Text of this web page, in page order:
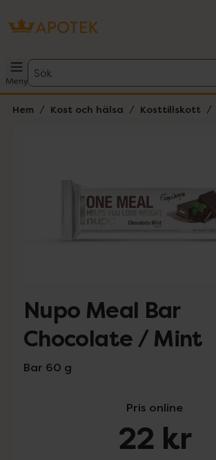
Meny
Sök
Hem Kost och hälsa Kosttillskott
Nupo Meal Bar
Chocolate / Mint
Bar 60 g
Pris online
22 kr